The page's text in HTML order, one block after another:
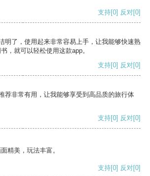
支持[0] 反对[0]
明了，使用起来非常容易上手，让我能够快速熟
，就可以轻松使用这款app。
支持[0] 反对[0]
荐非常有用，让我能够享受到高品质的旅行体
支持[0] 反对[0]
精美，玩法丰富。
支持[0] 反对[0]